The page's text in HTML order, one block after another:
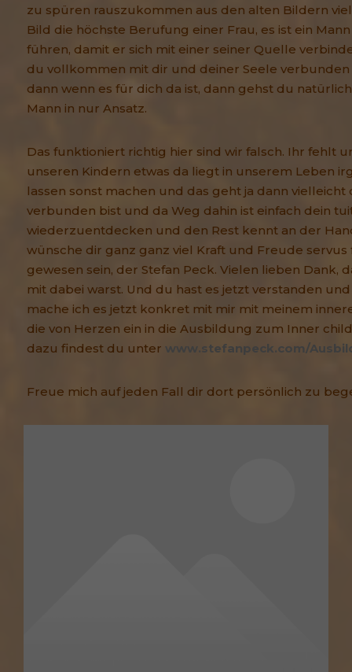
zu spüren rauszukommen aus den alten Bildern
Bild die höchste Berufung einer Frau, es ist ein
führen, damit er sich mit einer seiner Quelle
du vollkommen mit dir und deiner Seele
dann wenn es für dich da ist, dann gehst du
Mann in nur Ansatz.
Das funktioniert richtig hier sind wir falsch. Ihr fehlt
unseren Kindern etwas da liegt in unserem Leben
lassen sonst machen und das geht ja dann
verbunden bist und da Weg dahin ist einfach dein
wiederzuentdecken und den Rest kennt an der
wünsche dir ganz ganz viel Kraft und Freude
gewesen sein, der Stefan Peck. Vielen lieben Dank,
mit dabei warst. Und du hast es jetzt verstanden
mache ich es jetzt konkret mit mir mit meinem
die von Herzen ein in die Ausbildung zum Inner
dazu findest du unter www.stefanpeck.com/
Freue mich auf jeden Fall dir dort persönlich zu